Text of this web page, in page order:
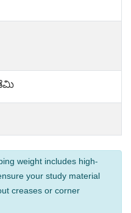
weight includes high-
your study material
creases or corner